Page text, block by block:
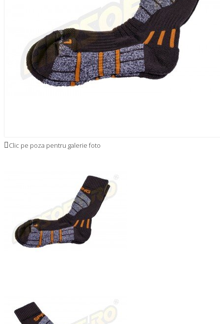
Clic pe poza pentru galerie foto